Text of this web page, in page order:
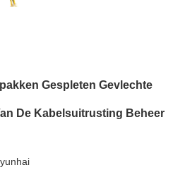
Gespleten Gevlechte
De Kabelsuitrusting Beheer